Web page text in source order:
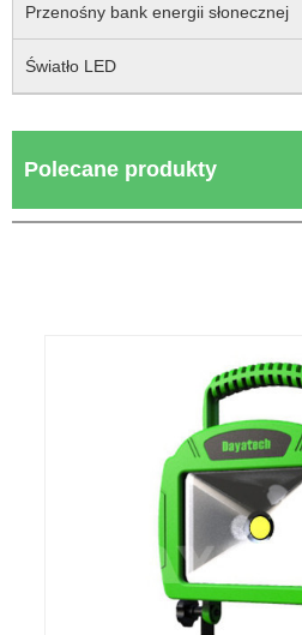
Przenośny bank energii słonecznej
Światło LED
Polecane produkty